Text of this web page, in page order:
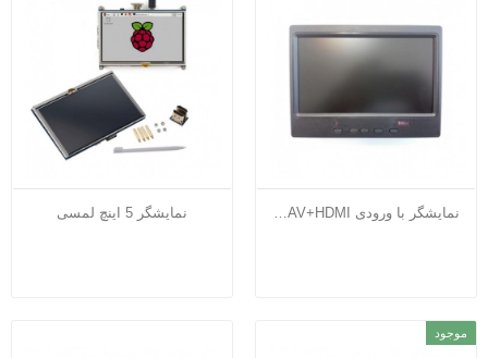
نمایشگر با ورودی VGA+AV+HDMI نمایشگر 5 اینچ لمسی
موجود